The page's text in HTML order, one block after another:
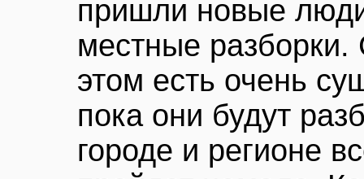
пришли новые
местные разборки.
этом есть очень
пока они будут
городе и регионе